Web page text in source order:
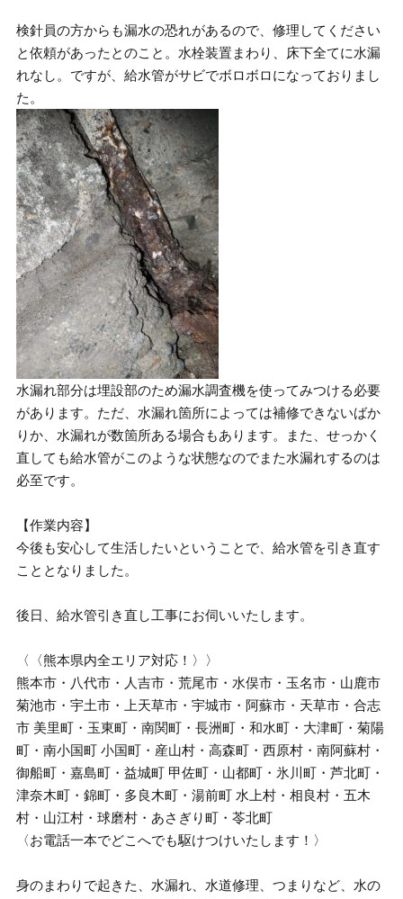
検針員の方からも漏水の恐れがあるので、修理してください
と依頼があったとのこと。水栓装置まわり、床下全てに水漏
れなし。ですが、給水管がサビでボロボロになっておりまし
た。
水漏れ部分は埋設部のため漏水調査機を使ってみつける必要
があります。ただ、水漏れ箇所によっては補修できないばか
りか、水漏れが数箇所ある場合もあります。また、せっかく
直しても給水管がこのような状態なのでまた水漏れするのは
必至です。
【作業内容】
今後も安心して生活したいということで、給水管を引き直す
こととなりました。
後日、給水管引き直し工事にお伺いいたします。
〈〈熊本県内全エリア対応！〉〉
熊本市・八代市・人吉市・荒尾市・水俣市・玉名市・山鹿市
菊池市・宇土市・上天草市・宇城市・阿蘇市・天草市・合志
市 美里町・玉東町・南関町・長洲町・和水町・大津町・菊陽
町・南小国町 小国町・産山村・高森町・西原村・南阿蘇村・
御船町・嘉島町・益城町 甲佐町・山都町・氷川町・芦北町・
津奈木町・錦町・多良木町・湯前町 水上村・相良村・五木
村・山江村・球磨村・あさぎり町・苓北町
〈お電話一本でどこへでも駆けつけいたします！〉
身のまわりで起きた、水漏れ、水道修理、つまりなど、水の